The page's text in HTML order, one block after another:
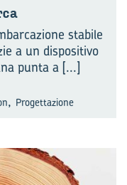
stabile
a un dispositivo
punta a [...]
, Progettazione